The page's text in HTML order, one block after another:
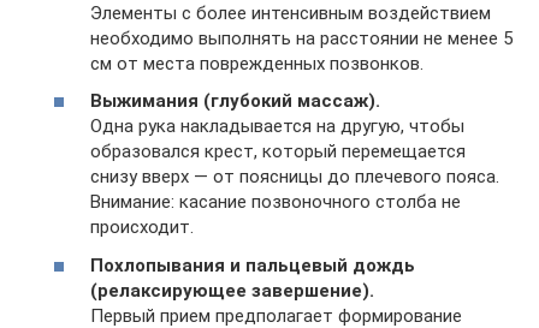
Элементы с более интенсивным воздействием
необходимо выполнять на расстоянии не менее 5
см от места поврежденных позвонков.
Выжимания (глубокий массаж).
Одна рука накладывается на другую, чтобы
образовался крест, который перемещается
снизу вверх — от поясницы до плечевого пояса.
Внимание: касание позвоночного столба не
происходит.
Похлопывания и пальцевый дождь
(релаксирующее завершение).
Первый прием предполагает формирование